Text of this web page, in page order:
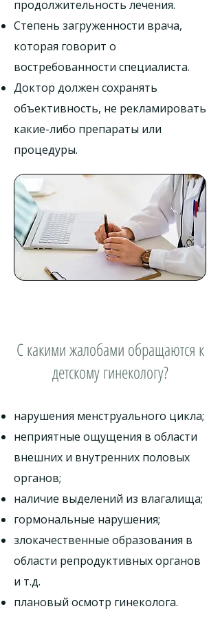
продолжительность лечения.
Степень загруженности врача,
которая говорит о
востребованности специалиста.
Доктор должен сохранять
объективность, не рекламировать
какие-либо препараты или
процедуры.
С какими жалобами обращаются к
детскому гинекологу?
нарушения менструального цикла;
неприятные ощущения в области
внешних и внутренних половых
органов;
наличие выделений из влагалища;
гормональные нарушения;
злокачественные образования в
области репродуктивных органов
и т.д.
плановый осмотр гинеколога.